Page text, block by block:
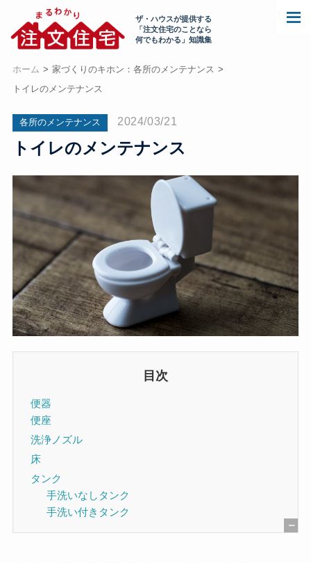
ザ・ハウスが提供する
「注文住宅のことなら
何でもわかる」知識集
ホーム
家づくりのキホン：各所のメンテナンス
トイレのメンテナンス
各所のメンテナンス 2024/03/21
トイレのメンテナンス
目次
[
便器
便座
洗浄ノズル
床
タンク
手洗いなしタンク
手洗い付きタンク